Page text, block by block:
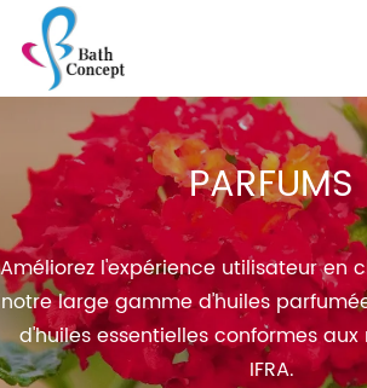
PARFUMS
Améliorez l'expérience utilisateur en
notre large gamme d'huiles
d'huiles essentielles conformes
IFRA.